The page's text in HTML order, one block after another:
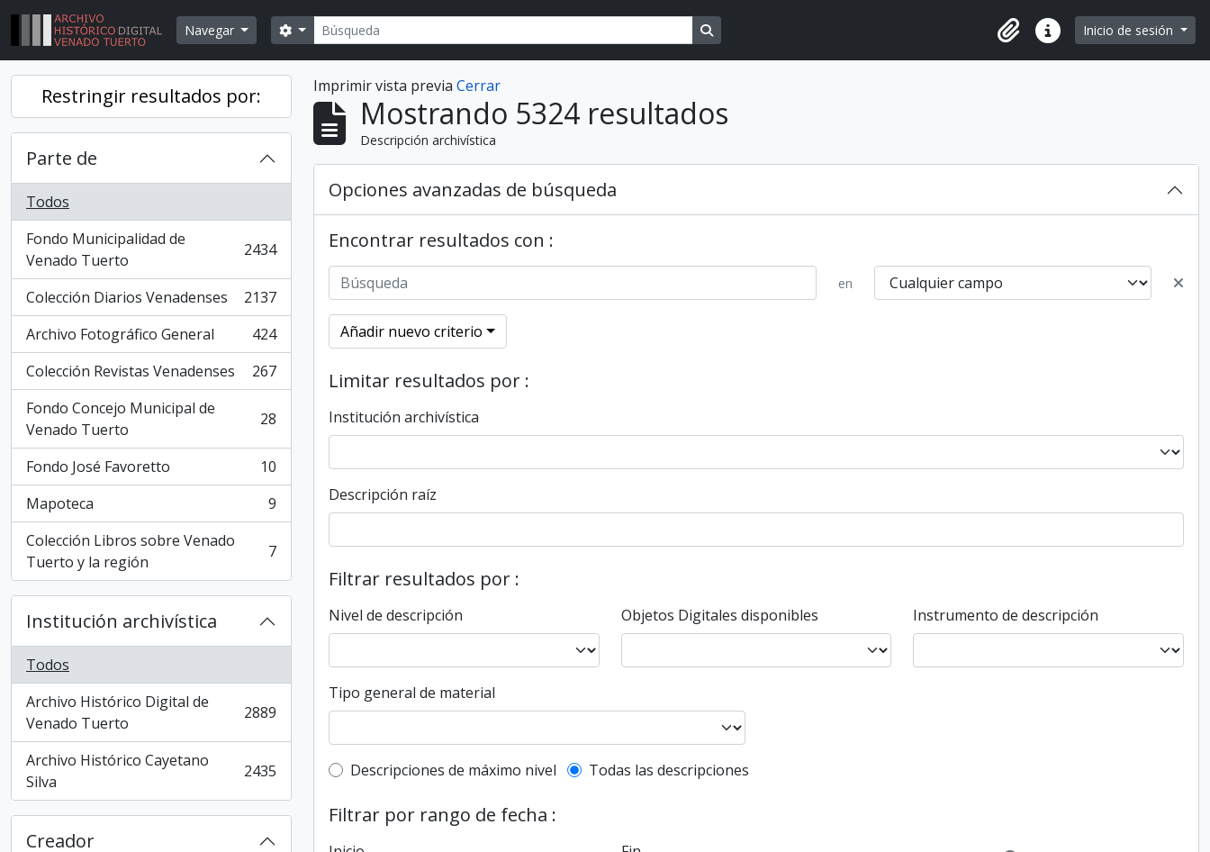
Skip to main content
Navegar
Búsqueda
Search options Search in browse page
Portapapeles
Enlaces rápidos
Inicio de sesión
Restringir resultados por:
Parte de
Todos
Fondo Municipalidad de
Venado Tuerto
, 2434 resultados 2434
Colección Diarios Venadenses
, 2137 resultados
2137
Archivo Fotográfico General
, 424 resultados
424
Colección Revistas Venadenses
, 267 resultados
267
Fondo Concejo Municipal de
Venado Tuerto
, 28 resultados 28
Fondo José Favoretto
, 10 resultados
10
Mapoteca
, 9 resultados
9
Colección Libros sobre Venado
Tuerto y la región
, 7 resultados 7
Institución archivística
Todos
Archivo Histórico Digital de
Venado Tuerto
, 2889 resultados 2889
Archivo Histórico Cayetano
Silva
, 2435 resultados 2435
Creador
Imprimir vista previa Cerrar
Mostrando 5324 resultados
Descripción archivística
Opciones avanzadas de búsqueda
Encontrar resultados con :
en
Añadir nuevo criterio
Limitar resultados por :
Institución archivística
Descripción raíz
Filtrar resultados por :
Nivel de descripción Objetos Digitales disponibles Instrumento de descripción
Tipo general de material
Top-level description filter
Descripciones de máximo nivel Todas las descripciones
Filtrar por rango de fecha :